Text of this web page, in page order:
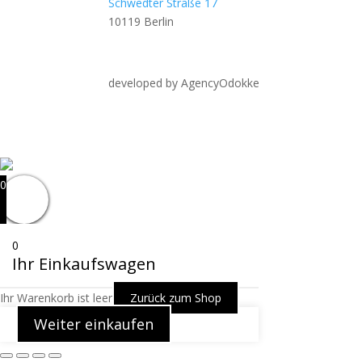
10119 Berlin
developed by AgencyOdokke
0
0
Ihr Einkaufswagen
Ihr Warenkorb ist leer Zurück zum Shop
Weiter einkaufen